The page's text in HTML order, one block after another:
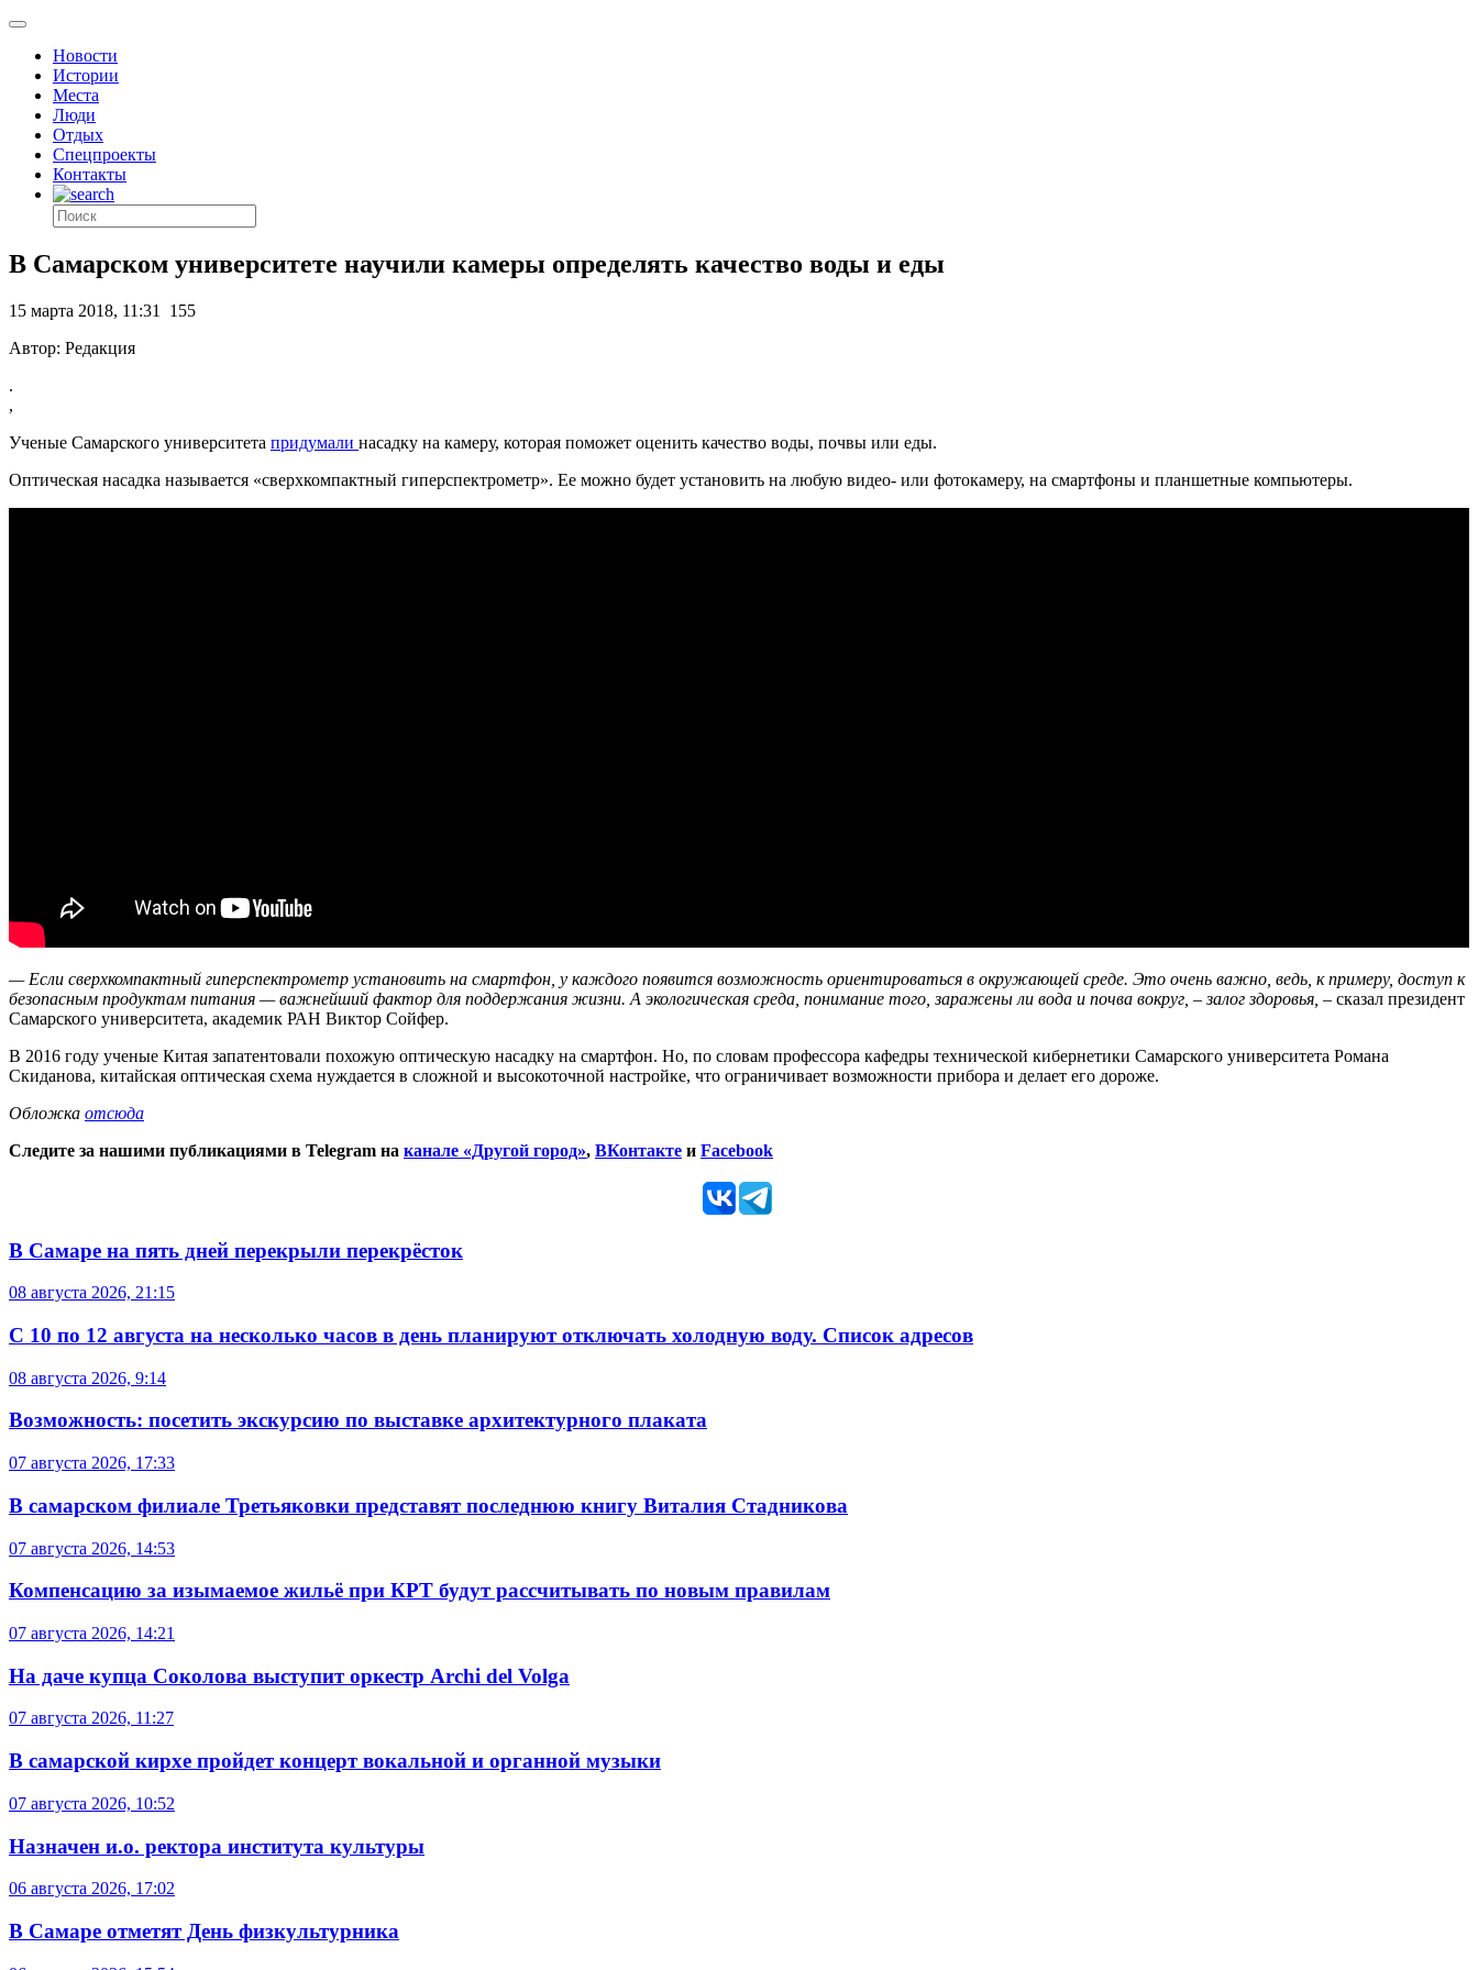
Новости
Истории
Места
Люди
Отдых
Спецпроекты
Контакты
В Самарском университете научили камеры определять качество воды и еды
15 марта 2018, 11:31
155
Автор: Редакция
.
,
Ученые Самарского университета придумали насадку на камеру, которая поможет оценить качество воды, почвы или еды.
Оптическая насадка называется «сверхкомпактный гиперспектрометр». Ее можно будет установить на любую видео- или фотокамеру, на смартфоны и планшетные компьютеры.
— Если сверхкомпактный гиперспектрометр установить на смартфон, у каждого появится возможность ориентироваться в окружающей среде. Это очень важно, ведь, к примеру, доступ к
безопасным продуктам питания — важнейший фактор для поддержания жизни. А экологическая среда, понимание того, заражены ли вода и почва вокруг, – залог здоровья, – сказал президент
Самарского университета, академик РАН Виктор Сойфер.
В 2016 году ученые Китая запатентовали похожую оптическую насадку на смартфон. Но, по словам профессора кафедры технической кибернетики Самарского университета Романа
Скиданова, китайская оптическая схема нуждается в сложной и высокоточной настройке, что ограничивает возможности прибора и делает его дороже.
Обложка отсюда
Следите за нашими публикациями в Telegram на канале «Другой город», ВКонтакте и Facebook
В Самаре на пять дней перекрыли перекрёсток
08 августа 2026, 21:15
С 10 по 12 августа на несколько часов в день планируют отключать холодную воду. Список адресов
08 августа 2026, 9:14
Возможность: посетить экскурсию по выставке архитектурного плаката
07 августа 2026, 17:33
В самарском филиале Третьяковки представят последнюю книгу Виталия Стадникова
07 августа 2026, 14:53
Компенсацию за изымаемое жильё при КРТ будут рассчитывать по новым правилам
07 августа 2026, 14:21
На даче купца Соколова выступит оркестр Archi del Volga
07 августа 2026, 11:27
В самарской кирхе пройдет концерт вокальной и органной музыки
07 августа 2026, 10:52
Назначен и.о. ректора института культуры
06 августа 2026, 17:02
В Самаре отметят День физкультурника